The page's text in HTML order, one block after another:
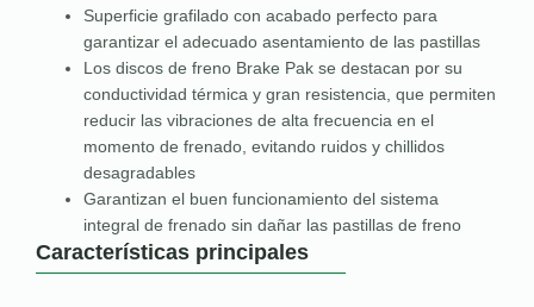
Superficie grafilado con acabado perfecto para
garantizar el adecuado asentamiento de las pastillas
Los discos de freno Brake Pak se destacan por su
conductividad térmica y gran resistencia, que permiten
reducir las vibraciones de alta frecuencia en el
momento de frenado, evitando ruidos y chillidos
desagradables
Garantizan el buen funcionamiento del sistema
integral de frenado sin dañar las pastillas de freno
Características principales